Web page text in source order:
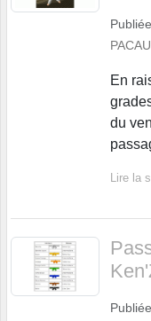
En
du
Lire la